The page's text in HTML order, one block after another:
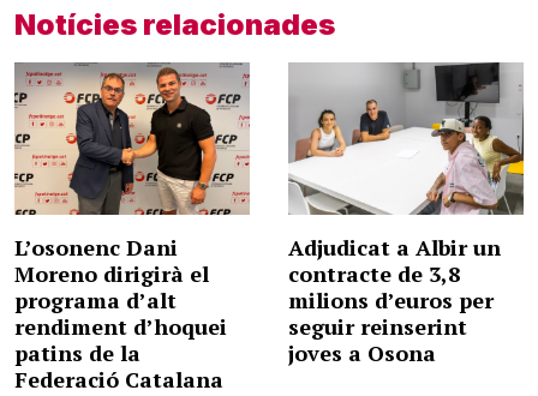
Notícies relacionades
L’osonenc Dani
Moreno dirigirà el
programa d’alt
rendiment d’hoquei
patins de la
Federació Catalana
Adjudicat a Albir un
contracte de 3,8
milions d’euros per
seguir reinserint
joves a Osona